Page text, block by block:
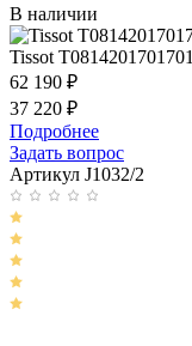
В наличии
Tissot T0814201701701
62 190 ₽
37 220 ₽
Подробнее
Задать вопрос
Артикул J1032/2